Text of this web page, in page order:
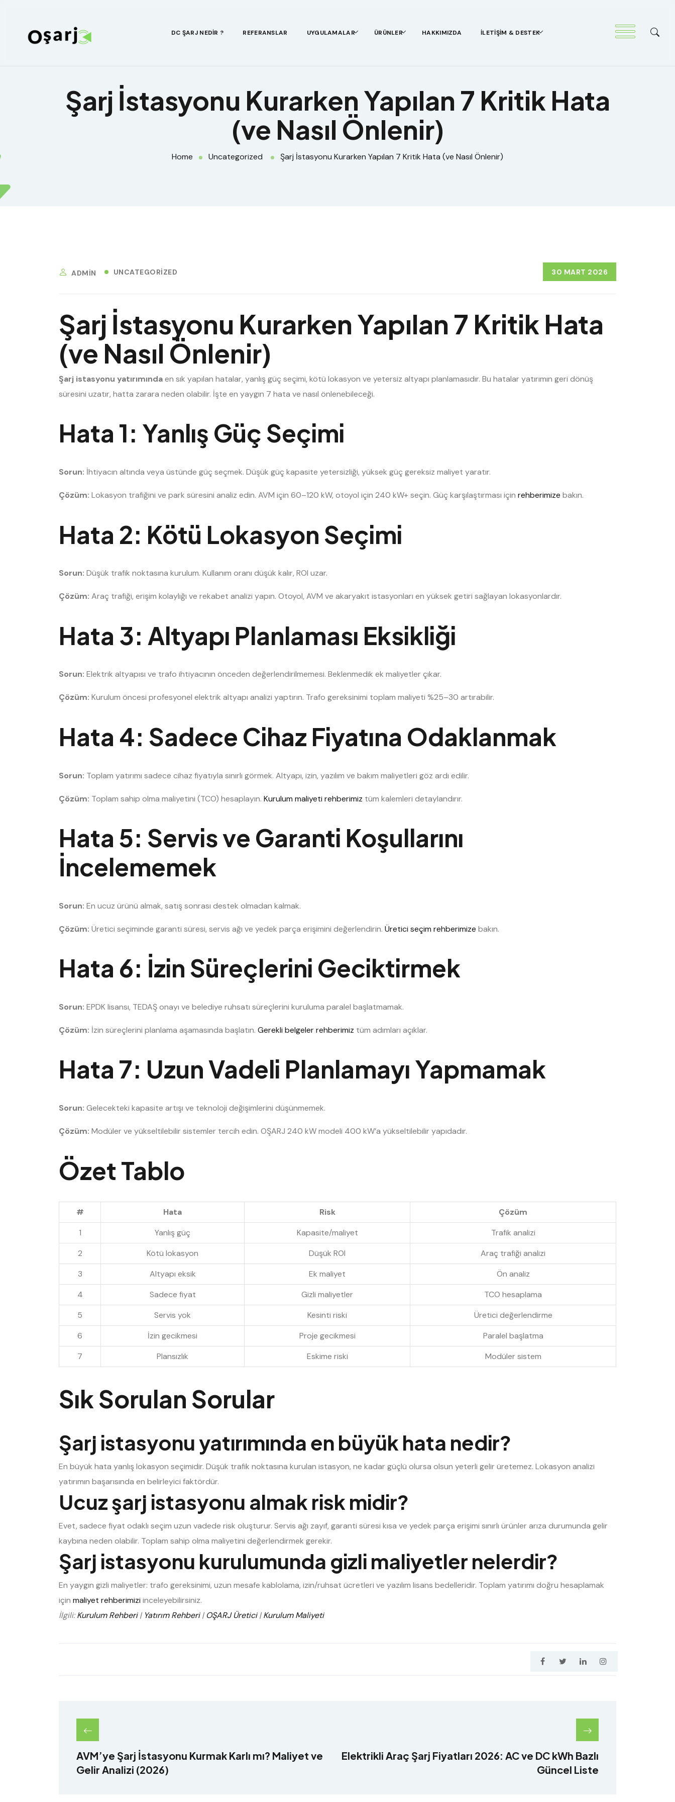
DC ŞARJ NEDIR ? REFERANSLAR UYGULAMALAR ÜRÜNLER HAKKIMIZDA İLETIŞIM & DESTEK
Şarj İstasyonu Kurarken Yapılan 7 Kritik Hata
(ve Nasıl Önlenir)
Home Uncategorized Şarj İstasyonu Kurarken Yapılan 7 Kritik Hata (ve Nasıl Önlenir)
ADMIN UNCATEGORIZED 30 MART 2026
Şarj İstasyonu Kurarken Yapılan 7 Kritik Hata
(ve Nasıl Önlenir)
Şarj istasyonu yatırımındaen sık yapılan hatalar, yanlış güç seçimi, kötü lokasyon ve yetersiz altyapı planlamasıdır. Bu hatalar yatırımın geri dönüş
süresini uzatır, hatta zarara neden olabilir. İşte en yaygın 7 hata ve nasıl önlenebileceği.
Hata 1: Yanlış Güç Seçimi
Sorun: İhtiyacın altında veya üstünde güç seçmek. Düşük güç kapasite yetersizliği, yüksek güç gereksiz maliyet yaratır.
Çözüm: Lokasyon trafiğini ve park süresini analiz edin. AVM için 60–120 kW, otoyol için 240 kW+ seçin. Güç karşılaştırması için rehberimize bakın.
Hata 2: Kötü Lokasyon Seçimi
Sorun: Düşük trafik noktasına kurulum. Kullanım oranı düşük kalır, ROI uzar.
Çözüm: Araç trafiği, erişim kolaylığı ve rekabet analizi yapın. Otoyol, AVM ve akaryakıt istasyonları en yüksek getiri sağlayan lokasyonlardır.
Hata 3: Altyapı Planlaması Eksikliği
Sorun: Elektrik altyapısı ve trafo ihtiyacının önceden değerlendirilmemesi. Beklenmedik ek maliyetler çıkar.
Çözüm: Kurulum öncesi profesyonel elektrik altyapı analizi yaptırın. Trafo gereksinimi toplam maliyeti %25–30 artırabilir.
Hata 4: Sadece Cihaz Fiyatına Odaklanmak
Sorun: Toplam yatırımı sadece cihaz fiyatıyla sınırlı görmek. Altyapı, izin, yazılım ve bakım maliyetleri göz ardı edilir.
Çözüm: Toplam sahip olma maliyetini (TCO) hesaplayın. Kurulum maliyeti rehberimiz tüm kalemleri detaylandırır.
Hata 5: Servis ve Garanti Koşullarını
İncelememek
Sorun: En ucuz ürünü almak, satış sonrası destek olmadan kalmak.
Çözüm: Üretici seçiminde garanti süresi, servis ağı ve yedek parça erişimini değerlendirin. Üretici seçim rehberimize bakın.
Hata 6: İzin Süreçlerini Geciktirmek
Sorun: EPDK lisansı, TEDAŞ onayı ve belediye ruhsatı süreçlerini kuruluma paralel başlatmamak.
Çözüm: İzin süreçlerini planlama aşamasında başlatın. Gerekli belgeler rehberimiz tüm adımları açıklar.
Hata 7: Uzun Vadeli Planlamayı Yapmamak
Sorun: Gelecekteki kapasite artışı ve teknoloji değişimlerini düşünmemek.
Çözüm: Modüler ve yükseltilebilir sistemler tercih edin. OŞARJ 240 kW modeli 400 kW’a yükseltilebilir yapıdadır.
Özet Tablo
# Hata Risk
Çözüm
1
Yanlış güç Kapasite/maliyet
Trafik analizi
2
Kötü lokasyon Düşük ROI
Araç trafiği analizi
3
Altyapı eksik Ek maliyet
Ön analiz
4
Sadece fiyat Gizli maliyetler
TCO hesaplama
5
Servis yok Kesinti riski
Üretici değerlendirme
6
İzin gecikmesi Proje gecikmesi
Paralel başlatma
7
Plansızlık Eskime riski Modüler sistem
Sık Sorulan Sorular
Şarj istasyonu yatırımında en büyük hata nedir?
En büyük hata yanlış lokasyon seçimidir. Düşük trafik noktasına kurulan istasyon, ne kadar güçlü olursa olsun yeterli gelir üretemez. Lokasyon analizi
yatırımın başarısında en belirleyici faktördür.
Ucuz şarj istasyonu almak risk midir?
Evet, sadece fiyat odaklı seçim uzun vadede risk oluşturur. Servis ağı zayıf, garanti süresi kısa ve yedek parça erişimi sınırlı ürünler arıza durumunda gelir
kaybına neden olabilir. Toplam sahip olma maliyetini değerlendirmek gerekir.
Şarj istasyonu kurulumunda gizli maliyetler nelerdir?
En yaygın gizli maliyetler: trafo gereksinimi, uzun mesafe kablolama, izin/ruhsat ücretleri ve yazılım lisans bedelleridir. Toplam yatırımı doğru hesaplamak
için maliyet rehberimizi inceleyebilirsiniz.
İlgili:Kurulum Rehberi| Yatırım Rehberi|OŞARJ Üretici|Kurulum Maliyeti
AVM’ye Şarj İstasyonu Kurmak Karlı mı? Maliyet ve
Gelir Analizi (2026)
Elektrikli Araç Şarj Fiyatları 2026: AC ve DC kWh Bazlı
Güncel Liste